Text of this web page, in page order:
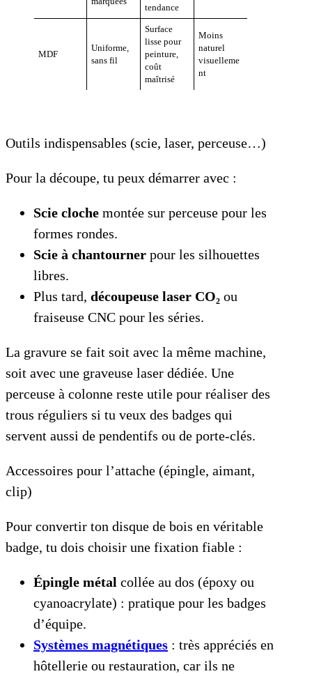
tendance
MDF
Uniforme,
sans fil
Surface
lisse pour
peinture,
coût
maîtrisé
Moins
naturel
visuelleme
nt
Outils indispensables (scie, laser, perceuse…)
Pour la découpe, tu peux démarrer avec :
Scie cloche montée sur perceuse pour les
formes rondes.
Scie à chantourner pour les silhouettes
libres.
Plus tard, découpeuse laser CO₂ ou
fraiseuse CNC pour les séries.
La gravure se fait soit avec la même machine,
soit avec une graveuse laser dédiée. Une
perceuse à colonne reste utile pour réaliser des
trous réguliers si tu veux des badges qui
servent aussi de pendentifs ou de porte-clés.
Accessoires pour l’attache (épingle, aimant,
clip)
Pour convertir ton disque de bois en véritable
badge, tu dois choisir une fixation fiable :
Épingle métal collée au dos (époxy ou
cyanoacrylate) : pratique pour les badges
d’équipe.
Systèmes magnétiques : très appréciés en
hôtellerie ou restauration, car ils ne